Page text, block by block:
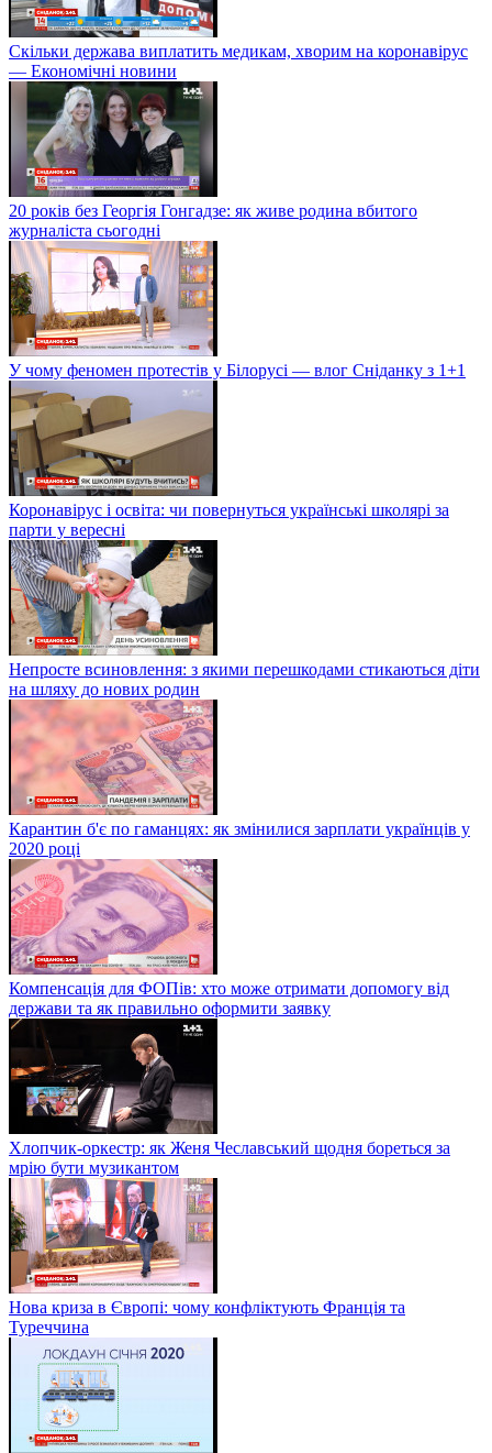
Скільки держава виплатить медикам, хворим на коронавірус
— Економічні новини
20 років без Георгія Гонгадзе: як живе родина вбитого
журналіста сьогодні
У чому феномен протестів у Білорусі — влог Сніданку з 1+1
Коронавірус і освіта: чи повернуться українські школярі за
парти у вересні
Непросте всиновлення: з якими перешкодами стикаються діти
на шляху до нових родин
Карантин б'є по гаманцях: як змінилися зарплати українців у
2020 році
Компенсація для ФОПів: хто може отримати допомогу від
держави та як правильно оформити заявку
Хлопчик-оркестр: як Женя Чеславський щодня бореться за
мрію бути музикантом
Нова криза в Європі: чому конфліктують Франція та
Туреччина